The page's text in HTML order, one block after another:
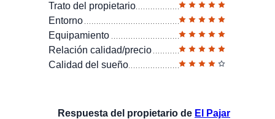
Trato del propietario
Entorno
Equipamiento
Relación calidad/precio
Calidad del sueño
Respuesta del propietario de El Pajar